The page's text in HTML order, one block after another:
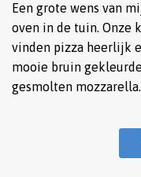
Een grote wens van
oven in de tuin. Onze
vinden pizza heerlijk
mooie bruin
gesmolten